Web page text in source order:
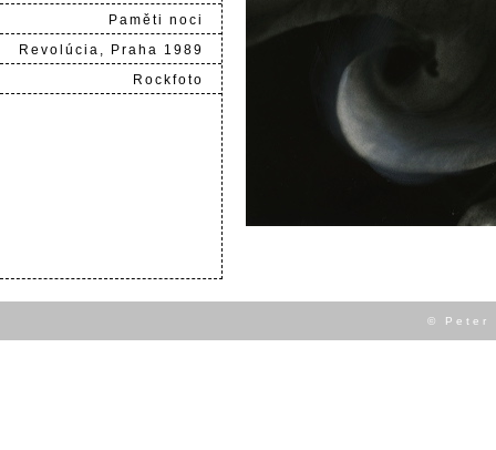
Paměti noci
Revolúcia, Praha 1989
Rockfoto
© Peter